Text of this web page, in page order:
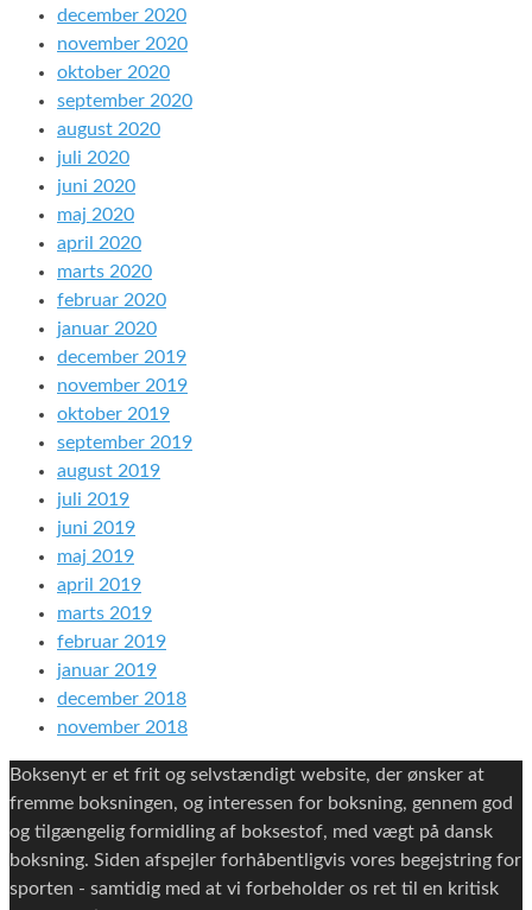
december 2020
november 2020
oktober 2020
september 2020
august 2020
juli 2020
juni 2020
maj 2020
april 2020
marts 2020
februar 2020
januar 2020
december 2019
november 2019
oktober 2019
september 2019
august 2019
juli 2019
juni 2019
maj 2019
april 2019
marts 2019
februar 2019
januar 2019
december 2018
november 2018
Boksenyt er et frit og selvstændigt website, der ønsker at
fremme boksningen, og interessen for boksning, gennem god
og tilgængelig formidling af boksestof, med vægt på dansk
boksning. Siden afspejler forhåbentligvis vores begejstring for
sporten - samtidig med at vi forbeholder os ret til en kritisk